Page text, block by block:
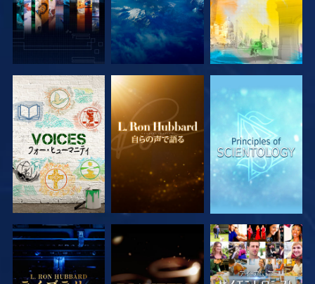
シリーズを探求 シリーズを探求 シリーズを探求
シリーズを探求 シリーズを探求 観る